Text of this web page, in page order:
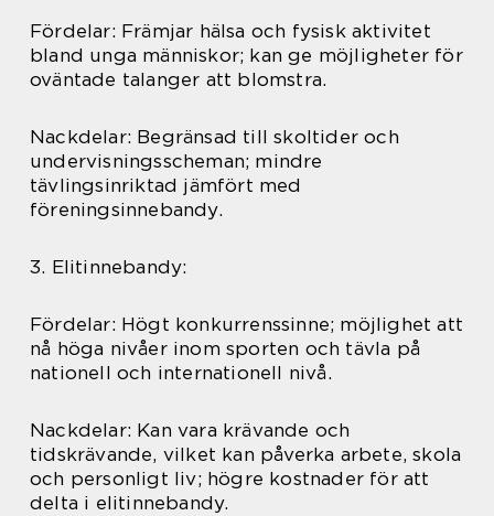
Fördelar: Främjar hälsa och fysisk aktivitet
bland unga människor; kan ge möjligheter för
oväntade talanger att blomstra.
Nackdelar: Begränsad till skoltider och
undervisningsscheman; mindre
tävlingsinriktad jämfört med
föreningsinnebandy.
3. Elitinnebandy:
Fördelar: Högt konkurrenssinne; möjlighet att
nå höga nivåer inom sporten och tävla på
nationell och internationell nivå.
Nackdelar: Kan vara krävande och
tidskrävande, vilket kan påverka arbete, skola
och personligt liv; högre kostnader för att
delta i elitinnebandy.